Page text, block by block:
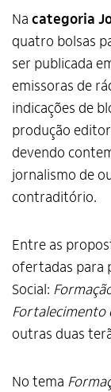
Na categoria
quatro bolsas
ser publicada
emissoras de
indicações de
produção
devendo
jornalismo de
contraditório.
Entre as
ofertadas para
Social:
Fortalecimento
outras duas
No tema